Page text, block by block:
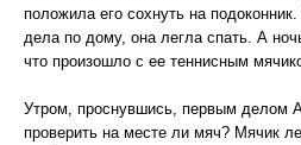
положила его сохнуть на
дела по дому, она легла спать. А
что произошло с ее теннисным
Утром, проснувшись, первым делом
проверить на месте ли мяч? Мячик